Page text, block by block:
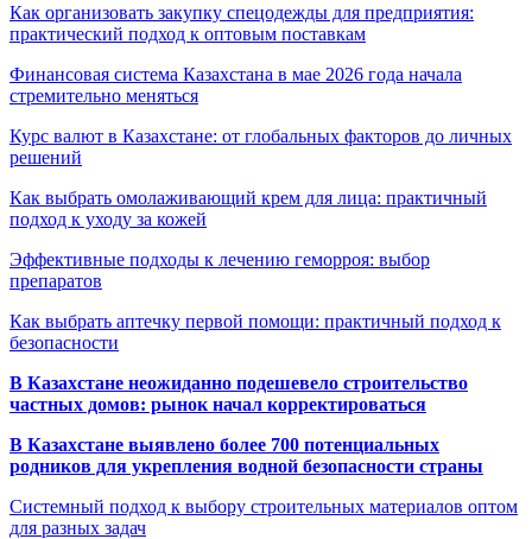
Как организовать закупку спецодежды для предприятия:
практический подход к оптовым поставкам
Финансовая система Казахстана в мае 2026 года начала
стремительно меняться
Курс валют в Казахстане: от глобальных факторов до личных
решений
Как выбрать омолаживающий крем для лица: практичный
подход к уходу за кожей
Эффективные подходы к лечению геморроя: выбор
препаратов
Как выбрать аптечку первой помощи: практичный подход к
безопасности
В Казахстане неожиданно подешевело строительство
частных домов: рынок начал корректироваться
В Казахстане выявлено более 700 потенциальных
родников для укрепления водной безопасности страны
Системный подход к выбору строительных материалов оптом
для разных задач